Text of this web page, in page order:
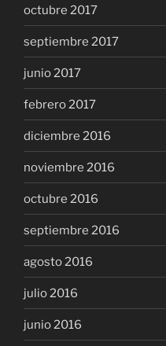
octubre 2017
septiembre 2017
junio 2017
febrero 2017
diciembre 2016
noviembre 2016
octubre 2016
septiembre 2016
agosto 2016
julio 2016
junio 2016